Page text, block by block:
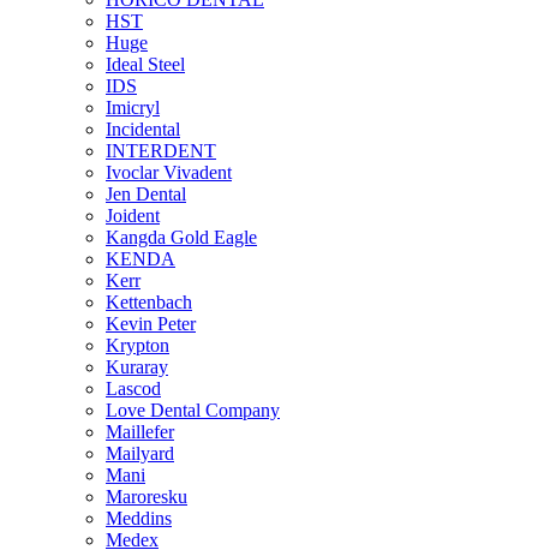
HST
Huge
Ideal Steel
IDS
Imicryl
Incidental
INTERDENT
Ivoclar Vivadent
Jen Dental
Joident
Kangda Gold Eagle
KENDA
Kerr
Kettenbach
Kevin Peter
Krypton
Kuraray
Lascod
Love Dental Company
Maillefer
Mailyard
Mani
Maroresku
Meddins
Medex